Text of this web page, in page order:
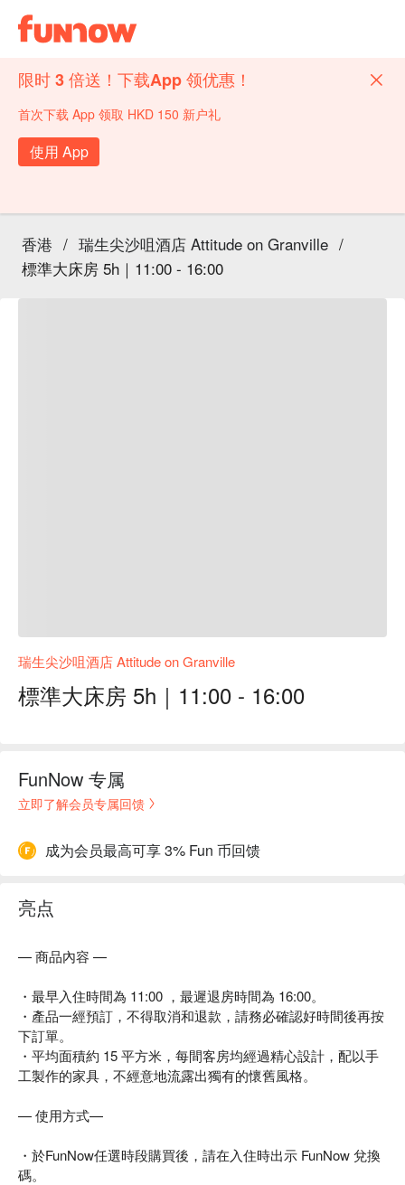
限时 3 倍送！下载App 领优惠！
首次下载 App 领取 HKD 150 新户礼
使用 App
香港 / 瑞生尖沙咀酒店 Attitude on Granville /
標準大床房 5h｜11:00 - 16:00
瑞生尖沙咀酒店 Attitude on Granville
標準大床房 5h｜11:00 - 16:00
FunNow 专属
立即了解会员专属回馈
成为会员最高可享 3% Fun 币回馈
亮点
— 商品內容 —
・最早入住時間為 11:00 ，最遲退房時間為 16:00。
・產品一經預訂，不得取消和退款，請務必確認好時間後再按
下訂單。
・平均面積約 15 平方米，每間客房均經過精心設計，配以手
工製作的家具，不經意地流露出獨有的懷舊風格。
— 使用方式—
・於FunNow任選時段購買後，請在入住時出示 FunNow 兌換
碼。